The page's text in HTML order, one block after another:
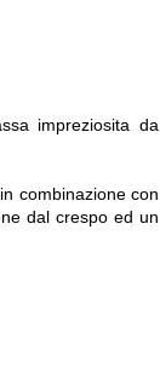
impreziosita da
combinazione con
dal crespo ed un